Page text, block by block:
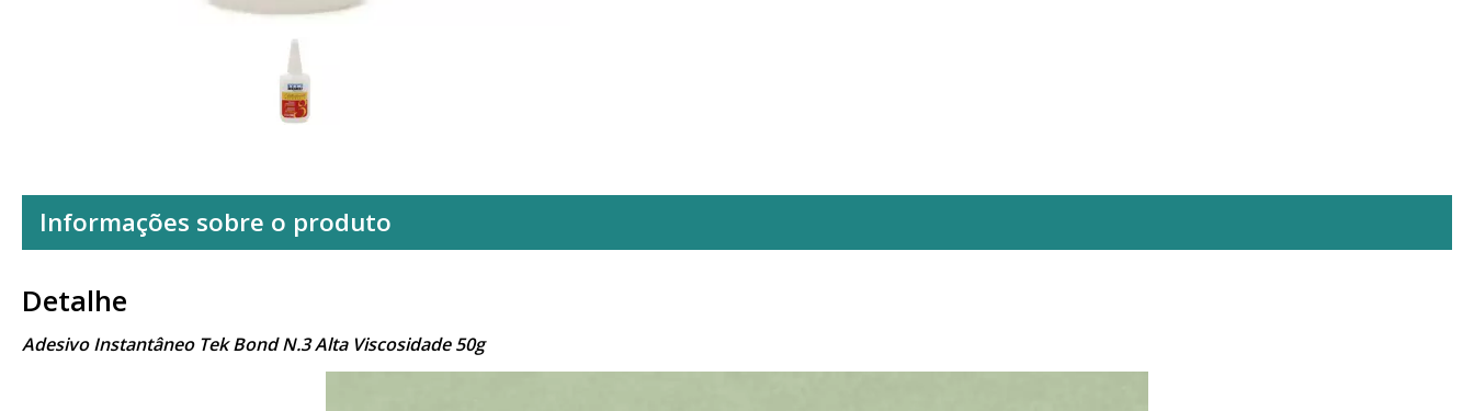
Informações sobre o produto
Detalhe
Adesivo Instantâneo Tek Bond N.3 Alta Viscosidade 50g